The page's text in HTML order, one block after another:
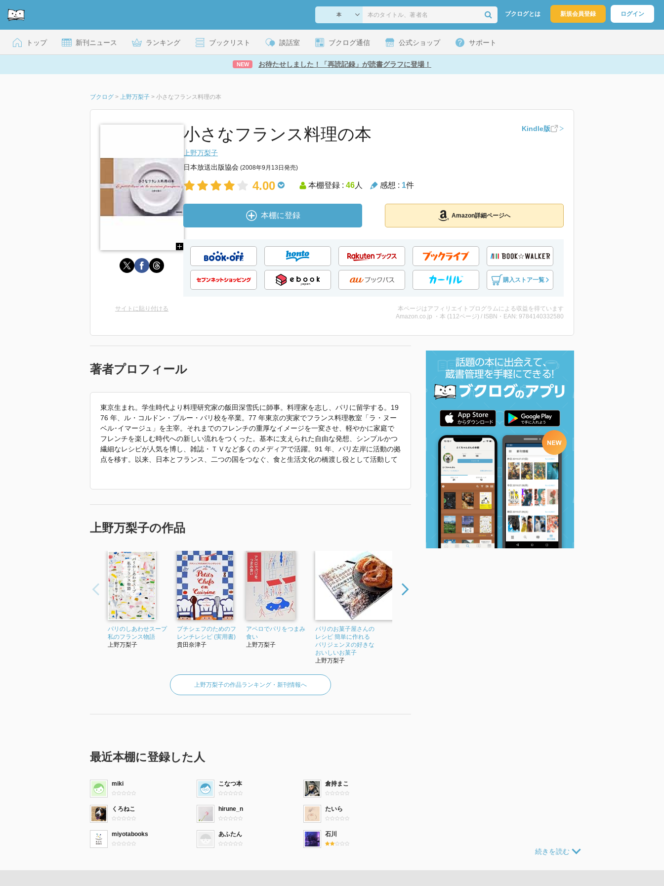
ブクログとは 新規会員登録 ログイン
トップ 新刊ニュース ランキング ブックリスト 談話室 ブクログ通信 公式ショップ サポート
NEW お待たせしました！「再読記録」が読書グラフに登場！
ブクログ > 上野万梨子 > 小さなフランス料理の本
小さなフランス料理の本 Kindle版
上野万梨子
日本放送出版協会 (2008年9月13日発売)
4.00 本棚登録 : 46人 感想 : 1件
本棚に登録 Amazon詳細ページへ
購入ストア一覧
サイトに貼り付ける
本ページはアフィリエイトプログラムによる収益を得ています
Amazon.co.jp ・本 (112ページ) / ISBN・EAN: 9784140332580
著者プロフィール
東京生まれ。学生時代より料理研究家の飯田深雪氏に師事。料理家を志し、パリに留学する。19
76 年、ル・コルドン・ブルー・パリ校を卒業。77 年東京の実家でフランス料理教室「ラ・ヌー
ベル･イマージュ」を主宰。それまでのフレンチの重厚なイメージを一変させ、軽やかに家庭で
フレンチを楽しむ時代への新しい流れをつくった。基本に支えられた自由な発想、シンプルかつ
繊細なレシピが人気を博し、雑誌・ＴＶなど多くのメディアで活躍。91 年、パリ左岸に活動の拠
点を移す。以来、日本とフランス、二つの国をつなぐ、食と生活文化の橋渡し役として活動して
た2020年初の書下ろし随筆として『パリのしあわせスープ 私のフランス物語』（世界文化社）
「2022年 『ストウブでフランス家庭料理』 で使われていた紹介文から引用しています。」
上野万梨子の作品
パリのしあわせスープ
私のフランス物語
上野万梨子
プチシェフのためのフ
レンチレシピ (実用書)
貴田奈津子
アペロでパリをつまみ
食い
上野万梨子
パリのお菓子屋さんの
レシピ 簡単に作れる
パリジェンヌの好きな
おいしいお菓子
上野万梨子
上野万梨子の作品ランキング・新刊情報へ
最近本棚に登録した人
miki こなつ本 倉持まこ
くろねこ hirune_n たいら
miyotabooks あふたん 石川